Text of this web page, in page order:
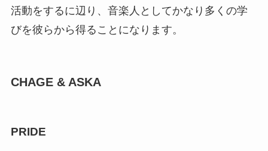
活動をするに辺り、音楽人としてかなり多くの学
びを彼らから得ることになります。
CHAGE & ASKA
PRIDE